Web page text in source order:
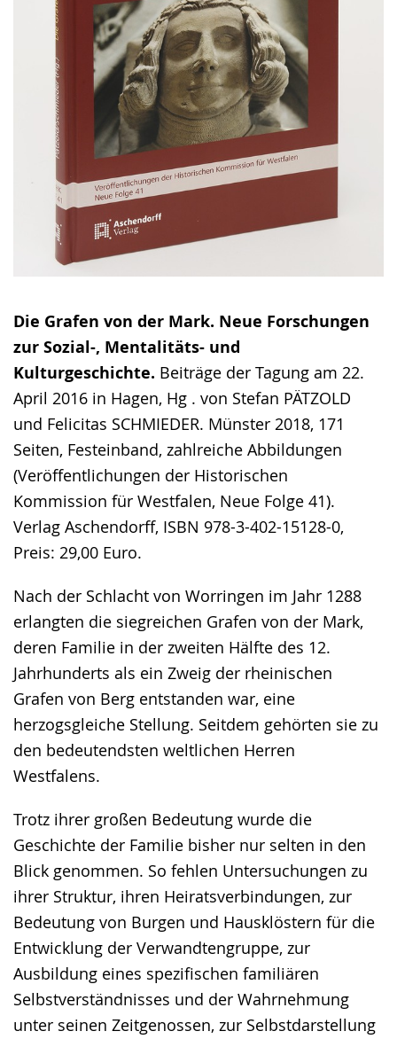
Die Grafen von der Mark. Neue Forschungen
zur Sozial-, Mentalitäts- und
Kulturgeschichte. Beiträge der Tagung am 22.
April 2016 in Hagen, Hg . von Stefan PÄTZOLD
und Felicitas SCHMIEDER. Münster 2018, 171
Seiten, Festeinband, zahlreiche Abbildungen
(Veröffentlichungen der Historischen
Kommission für Westfalen, Neue Folge 41).
Verlag Aschendorff, ISBN 978-3-402-15128-0,
Preis: 29,00 Euro.
Nach der Schlacht von Worringen im Jahr 1288
erlangten die siegreichen Grafen von der Mark,
deren Familie in der zweiten Hälfte des 12.
Jahrhunderts als ein Zweig der rheinischen
Grafen von Berg entstanden war, eine
herzogsgleiche Stellung. Seitdem gehörten sie zu
den bedeutendsten weltlichen Herren
Westfalens.
Trotz ihrer großen Bedeutung wurde die
Geschichte der Familie bisher nur selten in den
Blick genommen. So fehlen Untersuchungen zu
ihrer Struktur, ihren Heiratsverbindungen, zur
Bedeutung von Burgen und Hausklöstern für die
Entwicklung der Verwandtengruppe, zur
Ausbildung eines spezifischen familiären
Selbstverständnisses und der Wahrnehmung
unter seinen Zeitgenossen, zur Selbstdarstellung